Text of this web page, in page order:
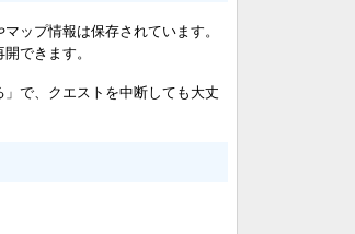
ップ情報は保存されています。
できます。
」で、クエストを中断しても大丈